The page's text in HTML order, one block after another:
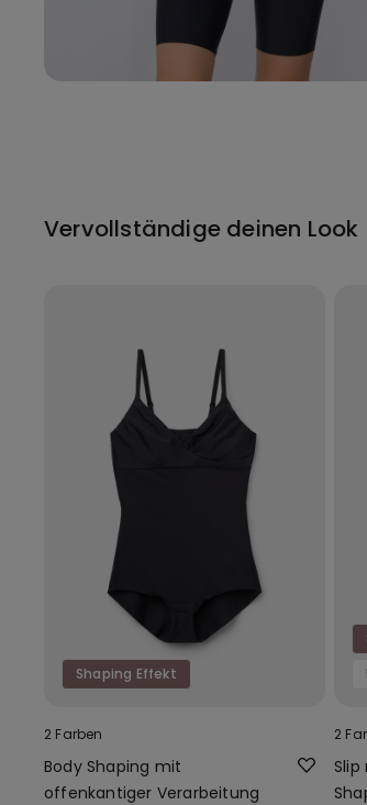
Vervollständige deinen Look
Shaping Effekt
2 Farben
Body Shaping mit
offenkantiger Verarbeitung
2